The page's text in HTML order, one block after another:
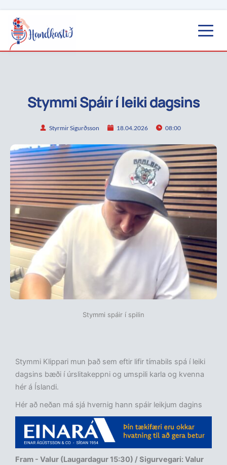
Stymmi Spáir í leiki dagsins
Styrmir Sigurðsson 18.04.2026 08:00
Stymmi spáir í spilin
Stymmi Klippari mun það sem eftir lifir tímabils spá í leiki
dagsins bæði í úrslitakeppni og umspili karla og kvenna
hér á Íslandi.
Hér að neðan má sjá hvernig hann spáir leikjum dagins
Fram - Valur (Laugardagur 15:30) / Sigurvegari: Valur